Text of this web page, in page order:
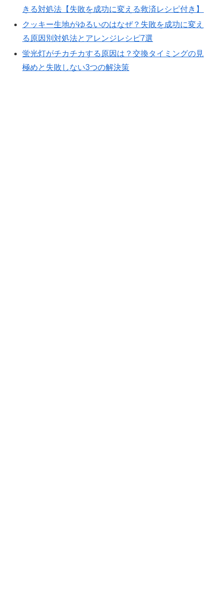
きる対処法【失敗を成功に変える救済レシピ付き】
クッキー生地がゆるいのはなぜ？失敗を成功に変え
る原因別対処法とアレンジレシピ7選
蛍光灯がチカチカする原因は？交換タイミングの見
極めと失敗しない3つの解決策